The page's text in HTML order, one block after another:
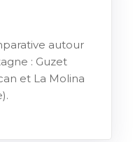
autour
: Guzet
et La Molina